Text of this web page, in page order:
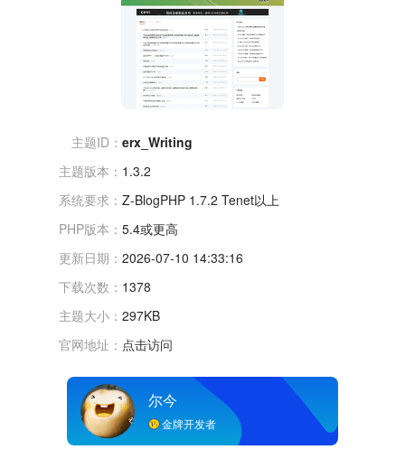
主题ID： erx_Writing
主题版本： 1.3.2
系统要求： Z-BlogPHP 1.7.2 Tenet以上
PHP版本： 5.4或更高
更新日期： 2026-07-10 14:33:16
下载次数： 1378
主题大小： 297KB
官网地址： 点击访问
尔今
金牌开发者